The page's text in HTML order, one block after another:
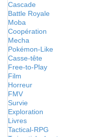
Cascade
Battle Royale
Moba
Coopération
Mecha
Pokémon-Like
Casse-tête
Free-to-Play
Film
Horreur
FMV
Survie
Exploration
Livres
Tactical-RPG